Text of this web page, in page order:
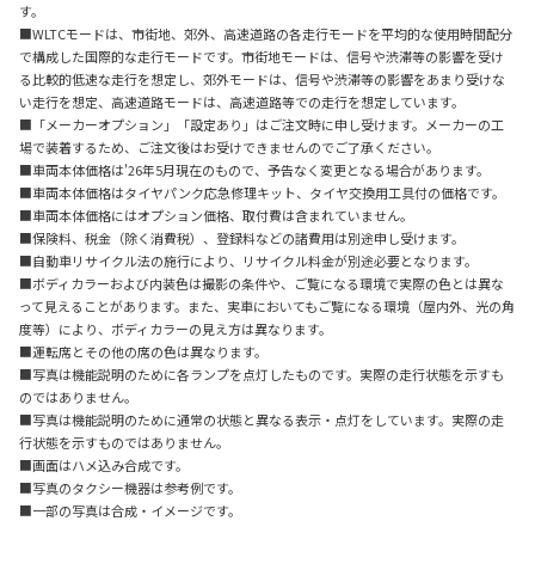
す。
■WLTCモードは、市街地、郊外、高速道路の各走行モードを平均的な使用時間配分
で構成した国際的な走行モードです。市街地モードは、信号や渋滞等の影響を受け
る比較的低速な走行を想定し、郊外モードは、信号や渋滞等の影響をあまり受けな
い走行を想定、高速道路モードは、高速道路等での走行を想定しています。
■「メーカーオプション」「設定あり」はご注文時に申し受けます。メーカーの工
場で装着するため、ご注文後はお受けできませんのでご了承ください。
■車両本体価格は'26年5月現在のもので、予告なく変更となる場合があります。
■車両本体価格はタイヤパンク応急修理キット、タイヤ交換用工具付の価格です。
■車両本体価格にはオプション価格、取付費は含まれていません。
■保険料、税金（除く消費税）、登録料などの諸費用は別途申し受けます。
■自動車リサイクル法の施行により、リサイクル料金が別途必要となります。
■ボディカラーおよび内装色は撮影の条件や、ご覧になる環境で実際の色とは異な
って見えることがあります。また、実車においてもご覧になる環境（屋内外、光の角
度等）により、ボディカラーの見え方は異なります。
■運転席とその他の席の色は異なります。
■写真は機能説明のために各ランプを点灯したものです。実際の走行状態を示すも
のではありません。
■写真は機能説明のために通常の状態と異なる表示・点灯をしています。実際の走
行状態を示すものではありません。
■画面はハメ込み合成です。
■写真のタクシー機器は参考例です。
■一部の写真は合成・イメージです。